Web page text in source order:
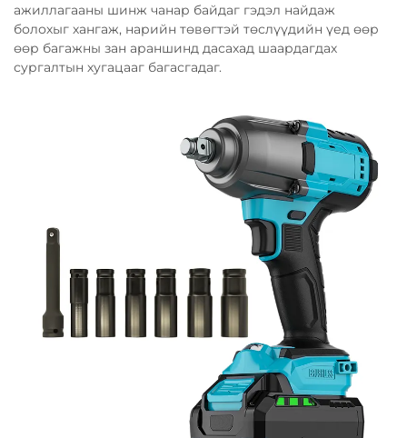
ажиллагааны шинж чанар байдаг гэдэл найдаж
болохыг хангаж, нарийн төвөгтэй төслүүдийн үед өөр
өөр багажны зан араншинд дасахад шаардагдах
сургалтын хугацааг багасгадаг.